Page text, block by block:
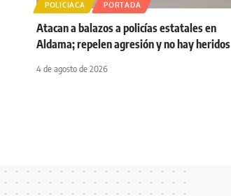
POLICIACA PORTADA
Atacan a balazos a policías estatales en
Aldama; repelen agresión y no hay heridos
4 de agosto de 2026